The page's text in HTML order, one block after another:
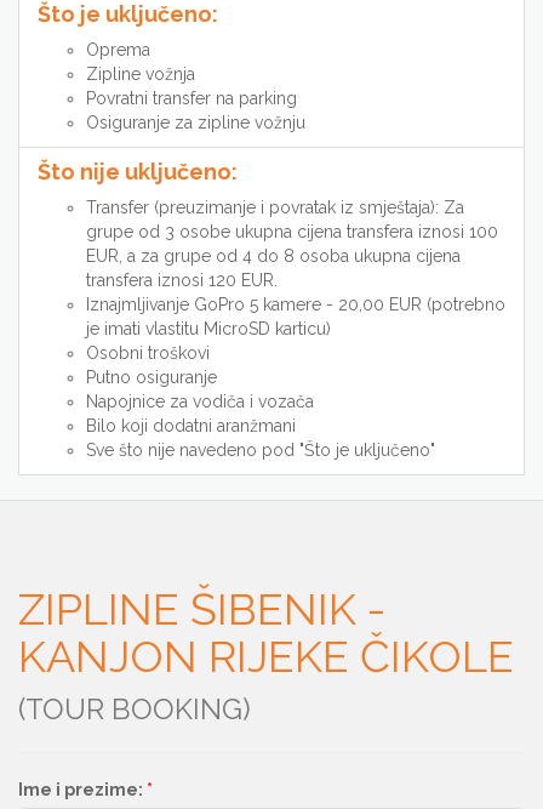
Što je uključeno:
Oprema
Zipline vožnja
Povratni transfer na parking
Osiguranje za zipline vožnju
Što nije uključeno:
Transfer (preuzimanje i povratak iz smještaja): Za
grupe od 3 osobe ukupna cijena transfera iznosi 100
EUR, a za grupe od 4 do 8 osoba ukupna cijena
transfera iznosi 120 EUR.
Iznajmljivanje GoPro 5 kamere - 20,00 EUR (potrebno
je imati vlastitu MicroSD karticu)
Osobni troškovi
Putno osiguranje
Napojnice za vodiča i vozača
Bilo koji dodatni aranžmani
Sve što nije navedeno pod "Što je uključeno"
ZIPLINE ŠIBENIK -
KANJON RIJEKE ČIKOLE
(TOUR BOOKING)
Ime i prezime: *